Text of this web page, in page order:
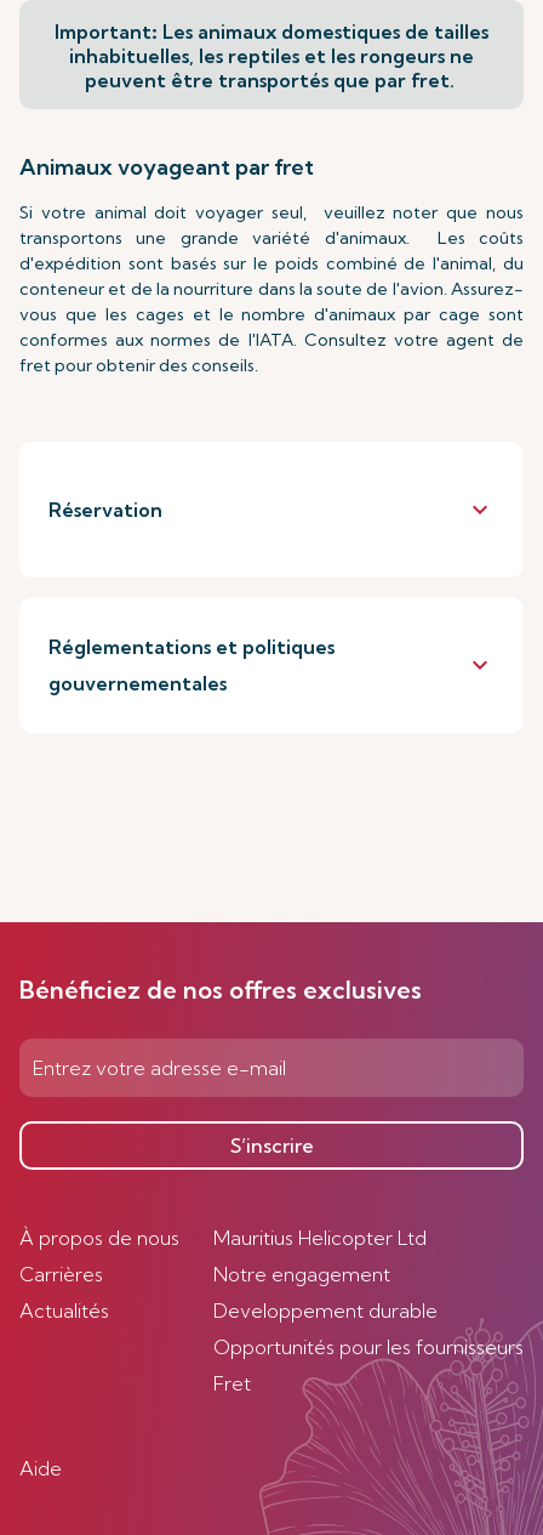
Important: Les animaux domestiques de tailles
inhabituelles, les reptiles et les rongeurs ne
peuvent être transportés que par fret.
Animaux voyageant par fret
Si votre animal doit voyager seul, veuillez noter que nous
transportons une grande variété d'animaux. Les coûts
d'expédition sont basés sur le poids combiné de l'animal, du
conteneur et de la nourriture dans la soute de l'avion. Assurez-
vous que les cages et le nombre d'animaux par cage sont
conformes aux normes de l'IATA. Consultez votre agent de
fret pour obtenir des conseils.
Réservation keyboard_arrow_down
Réglementations et politiques
gouvernementales
keyboard_arrow_down
Bénéficiez de nos offres exclusives
S’inscrire
À propos de nous
Carrières
Actualités
Mauritius Helicopter Ltd
Notre engagement
Developpement durable
Opportunités pour les fournisseurs
Fret
Aide